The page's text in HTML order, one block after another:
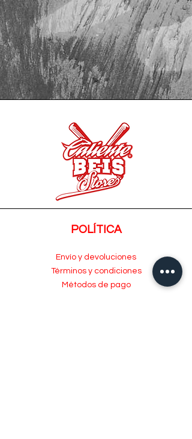
POLÍTICA
Envío y devoluciones
Términos y condiciones
Métodos de pago